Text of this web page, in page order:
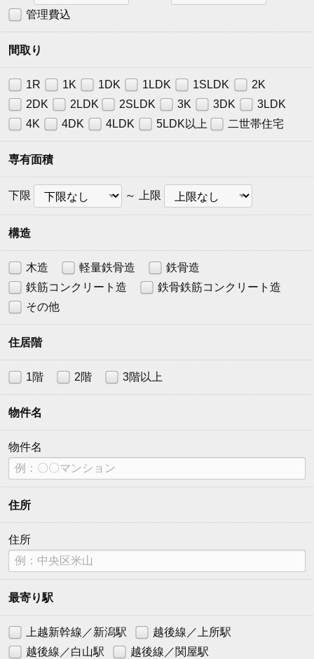
料
下
限
上
管理費込
間取り
1R 1K 1DK 1LDK 1SLDK
2K
2DK
2LDK 2SLDK 3K 3DK
3LDK
4K
4DK 4LDK 5LDK以上 二世帯住宅
専有面積
下
限
下限 ～
上
限
上限
構造
木造 軽量鉄骨造
鉄骨造
鉄筋コンクリート造
鉄骨鉄筋コンクリート造
その他
住居階
1階 2階 3階以上
物件名
物件名
住所
住所
最寄り駅
上越新幹線／新潟駅
越後線／上所駅
越後線／白山駅
越後線／関屋駅